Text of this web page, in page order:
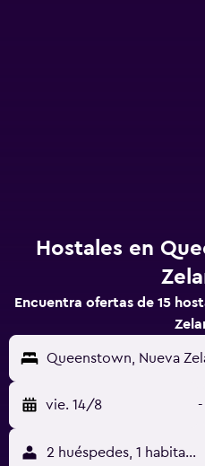
Hostales en
Encuentra ofertas de 15
Queenstown, Nueva
vie. 14/8 -
2 huéspedes, 1